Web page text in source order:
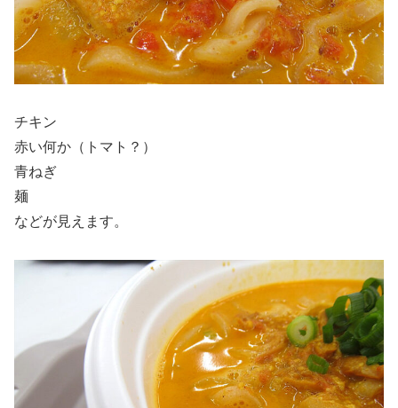
チキン
赤い何か（トマト？）
青ねぎ
麺
などが見えます。